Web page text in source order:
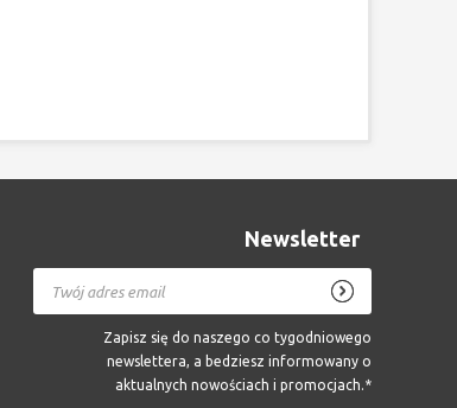
Newsletter
Zapisz się do naszego co tygodniowego
newslettera, a bedziesz informowany o
aktualnych nowościach i promocjach.*